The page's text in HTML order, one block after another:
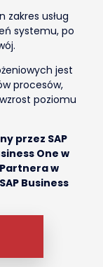
zakres usług
systemu, po
jest
procesów,
poziomu
przez SAP
One w
w
Business